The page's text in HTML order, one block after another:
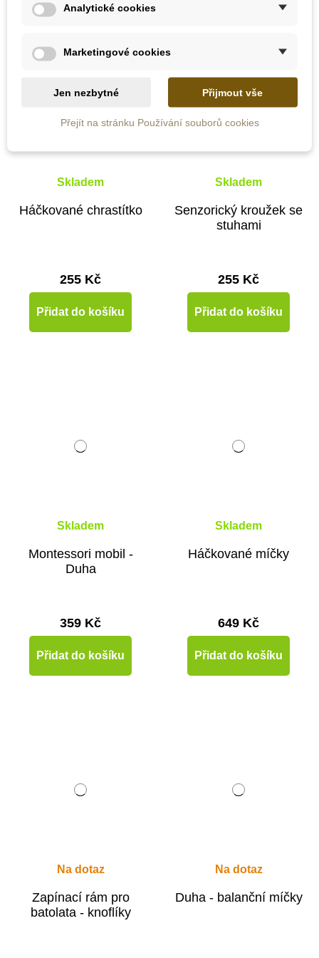
Skladem
Háčkované chrastítko
255 Kč
Přidat do košíku
Skladem
Senzorický kroužek se
stuhami
255 Kč
Přidat do košíku
Skladem
Montessori mobil -
Duha
359 Kč
Přidat do košíku
Skladem
Háčkované míčky
649 Kč
Přidat do košíku
Na dotaz
Zapínací rám pro
batolata - knoflíky
Na dotaz
Duha - balanční míčky
Analytické cookies
Marketingové cookies
Jen nezbytné Přijmout vše
Přejít na stránku Používání souborů cookies